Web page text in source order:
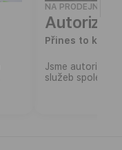
NA PRODEJNĚ |
Přines to k
Jsme
služeb